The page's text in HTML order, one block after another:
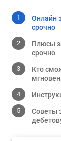
Онлайн
срочно
Плюсы
срочно
Кто
Советы